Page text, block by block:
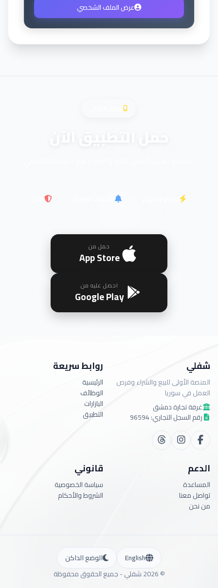
عرض الملف الشخصي
حمل التطبيق الآن
حمل من
App Store
احصل عليه من
Google Play
شفلي
المنصة الأولى للبيع والشراء وفرص
العمل في سوريا
غرفة تجارة دمشق
رقم السجل التجاري: 96594
روابط سريعة
الرئيسية
الوظائف
البازارات
التطبيق
الدعم
المساعدة
تواصل معنا
من نحن
قانوني
سياسة الخصوصية
الشروط والأحكام
©
2026شفلي -جميع الحقوق محفوظة
English الوضع الداكن